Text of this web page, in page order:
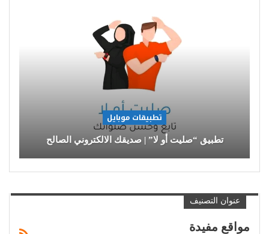
تطبيقات موبايل
تطبيق “صليت أو لا” | صديقك الالكتروني الصالح
عنوان التصنيف
مواقع مفيدة